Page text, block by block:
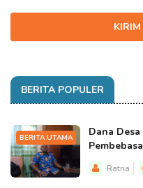
BERITA POPULER
BERITA UTAMA
Dana
Ratna